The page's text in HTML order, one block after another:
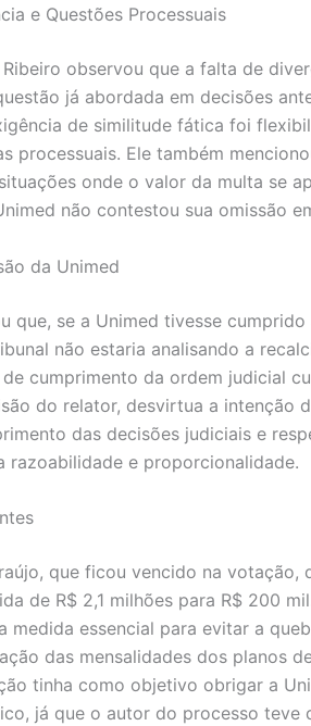
e Questões Processuais
observou que a falta de
já abordada em decisões
de similitude fática foi
processuais. Ele também
onde o valor da multa se
não contestou sua omissão
da Unimed
que, se a Unimed tivesse
não estaria analisando a
cumprimento da ordem judicial
do relator, desvirtua a intenção
das decisões judiciais e
razoabilidade e proporcionalidade.
que ficou vencido na votação,
de R$ 2,1 milhões para R$ 200
medida essencial para evitar a
das mensalidades dos planos
tinha como objetivo obrigar a
já que o autor do processo teve